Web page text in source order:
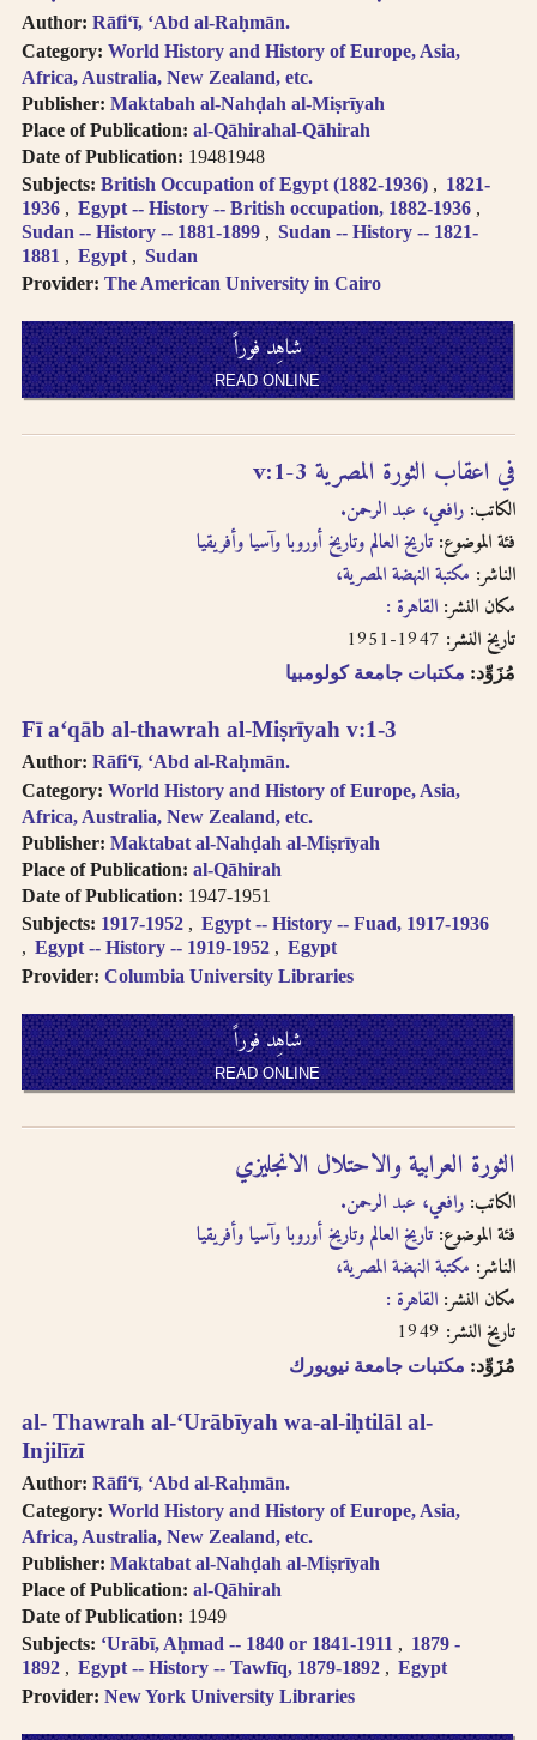
follows Modern
Standard Arabic
(fuṣḥá).
Diacritical vowels
are equivalent to
normal characters,
i.e. Ḥajjāj = Hajjaj.
Try searching
places by different
transliterations, i.e.
Cairo, Qahira,
Tihran.
Try searching
places in English,
French, or
transliteration, i.e.
English, French, or
without the definite
article “Al-“.
Diacritics on the
last letter of a word
are not included, i.e.
search for al-Kabir
not al-Kabiru.
Feminine
possessive suffix
appears as -
iyah and not as -
iyyah, i.e. search for
Hanafiyah.
Tanwīn al-Fatḥ is
written in
written as -h for
single nouns and -t
باستخدام طرق مختلفة من
حاول البحث عن مكان النشر
الإنجليزية.
حاول البحث عن الموضوع
باستخدام طرق مختلفة من
الفرنسية أو باللغة الإنجليزية
حاول البحث باستخدام ال-
لا تستعمل الحركة على الحرف
الأخير من الكلمة في الترجمة
الصوتية باستثناء حالة التنوين
بالفتحتين
Author: Rāfiʻī, ʻAbd al-Raḥmān.
Category: World History and History of Europe, Asia,
Africa, Australia, New Zealand, etc.
Publisher: Maktabah al-Nahḍah al-Miṣrīyah
Place of Publication: al-Qāhirahal-Qāhirah
Date of Publication: 19481948
Subjects: British Occupation of Egypt (1882-1936)
1821-
1936
Egypt -- History -- British occupation, 1882-1936
Sudan -- History -- 1881-1899
Sudan -- History -- 1821-
1881
Egypt
Sudan
Provider: The American University in Cairo
شاهِد فوراً
READ ONLINE
Fī aʻqāb al-thawrah al-Miṣrīyah v:1-3
Author: Rāfiʻī, ʻAbd al-Raḥmān.
Category: World History and History of Europe, Asia,
Africa, Australia, New Zealand, etc.
Publisher: Maktabat al-Nahḍah al-Miṣrīyah
Place of Publication: al-Qāhirah
Date of Publication: 1947-1951
Subjects: 1917-1952
Egypt -- History -- Fuad, 1917-1936
Egypt -- History -- 1919-1952
Egypt
Provider: Columbia University Libraries
شاهِد فوراً
READ ONLINE
في اعقاب الثورة المصرية v:1-3
الكاتب: رافعي، عبد الرحمن.
فئة الموضوع: تاريخ العالم وتاريخ أوروبا وآسيا وأفريقيا
الناشر: مكتبة النهضة المصرية،
مكان النشر: القاهرة :
تاريخ النشر:
مُزَوِّد: مكتبات جامعة كولومبيا
al- Thawrah al-ʻUrābīyah wa-al-iḥtilāl al-
Injilīzī
Author: Rāfiʻī, ʻAbd al-Raḥmān.
Category: World History and History of Europe, Asia,
Africa, Australia, New Zealand, etc.
Publisher: Maktabat al-Nahḍah al-Miṣrīyah
Place of Publication: al-Qāhirah
Date of Publication: 1949
Subjects: ʻUrābī, Aḥmad -- 1840 or 1841-1911
1879 -
1892
Egypt -- History -- Tawfīq, 1879-1892
Egypt
Provider: New York University Libraries
الثورة العرابية والاحتلال الانجليزي
الكاتب: رافعي، عبد الرحمن.
فئة الموضوع: تاريخ العالم وتاريخ أوروبا وآسيا وأفريقيا
الناشر: مكتبة النهضة المصرية،
مكان النشر: القاهرة :
تاريخ النشر:
مُزَوِّد: مكتبات جامعة نيويورك